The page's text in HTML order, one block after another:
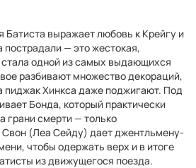
Батиста выражает любовь к Крейгу и
пострадали — это жестокая,
одной из самых выдающихся
разбивают множество декораций,
пиджак Хинкса даже поджигают. Под
Бонда, который практически
грани смерти — только
(Леа Сейду) дает джентльмену-
чтобы одержать верх и в итоге
из движущегося поезда.